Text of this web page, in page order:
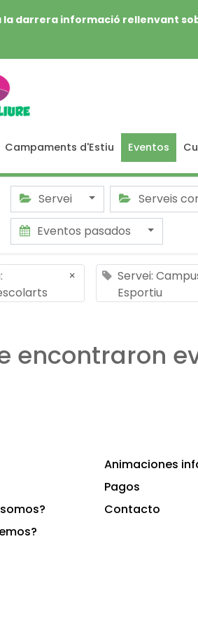
la darrera informació rellenvant
Campaments d'Estiu Eventos
Servei Serveis
Eventos pasados
×
Servei:
Esportiu
encontraron
Animaciones
Pagos
Contacto